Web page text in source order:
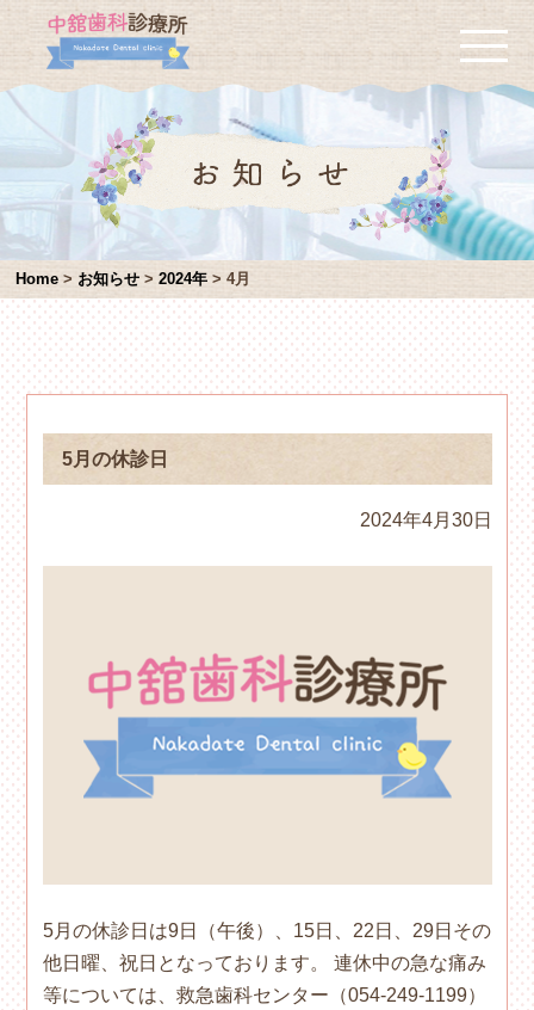
Home > お知らせ >2024年 >4月
5月の休診日
2024年4月30日
5月の休診日は9日（午後）、15日、22日、29日その
他日曜、祝日となっております。 連休中の急な痛み
等については、救急歯科センター（054-249-1199）